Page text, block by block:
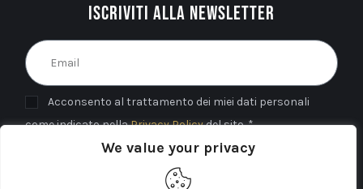
We value your privacy
Iscriviti alla newsletter
Acconsento al trattamento dei miei dati personali
come indicato nellaPrivacy Policydel sito. *
INVIA